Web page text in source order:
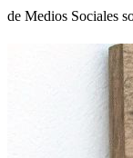
de Medios Sociales